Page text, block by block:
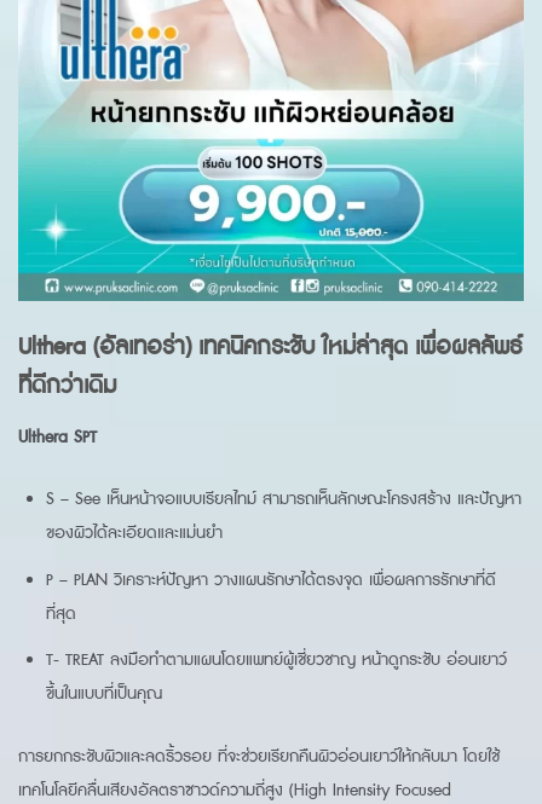
Ulthera (อัลเทอร่า) เทคนิคกระชับ ใหม่ล่าสุด เพื่อผลลัพธ์
ที่ดีกว่าเดิม
Ulthera SPT
S – See เห็นหน้าจอแบบเรียลไทม์ สามารถเห็นลักษณะโครงสร้าง และปัญหา
ของผิวได้ละเอียดและแม่นยำ
P – PLAN วิเคราะห์ปัญหา วางแผนรักษาได้ตรงจุด เพื่อผลการรักษาที่ดี
ที่สุด
T- TREAT ลงมือทำตามแผนโดยแพทย์ผู้เชี่ยวชาญ หน้าดูกระชับ อ่อนเยาว์
ขึ้นในแบบที่เป็นคุณ
การยกกระชับผิวและลดริ้วรอย ที่จะช่วยเรียกคืนผิวอ่อนเยาว์ให้กลับมา โดยใช้
เทคโนโลยีคลื่นเสียงอัลตราซาวด์ความถี่สูง (High Intensity Focused